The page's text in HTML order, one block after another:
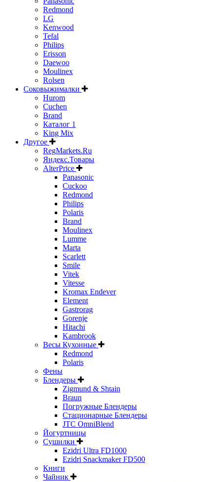
Redmond
LG
Kenwood
Tefal
Philips
Erisson
Daewoo
Moulinex
Rolsen
Соковыжималки
Hurom
Cuchen
Brand
Каталог 1
King Mix
Другое
RegMarkets.Ru
Яндекс.Товары
AlterPrice
Panasonic
Cuckoo
Redmond
Philips
Polaris
Brand
Moulinex
Lumme
Marta
Scarlett
Smile
Vitek
Vitesse
Kromax Endever
Element
Gastrorag
Gorenje
Hitachi
Kambrook
Весы Кухонные
Redmond
Polaris
Фены
Блендеры
Zigmund & Shtain
Braun
Погружные Блендеры
Стационарные Блендеры
JTC OmniBlend
Йогуртницы
Сушилки
Ezidri Ultra FD1000
Ezidri Snackmaker FD500
Книги
Чайник